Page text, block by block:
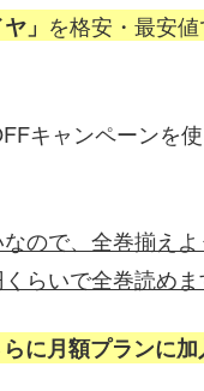
」 を格安・最安
キャンペーンを
ので、全巻揃え
らいで全巻読めま
に月額プランに加